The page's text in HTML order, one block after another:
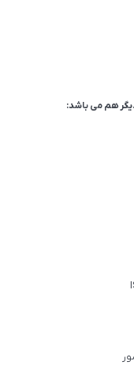
هم می باشد: